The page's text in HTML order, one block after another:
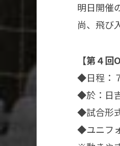
明日開催
尚、飛び
【第４回
◆日程：
◆於：日
◆試合形
◆ユニフ